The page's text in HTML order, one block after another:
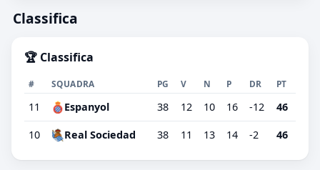
Classifica
🏆 Classifica
# SQUADRA PG V N P DR PT
11 Espanyol 38 12 10 16 -12 46
10 Real Sociedad 38 11 13 14 -2 46